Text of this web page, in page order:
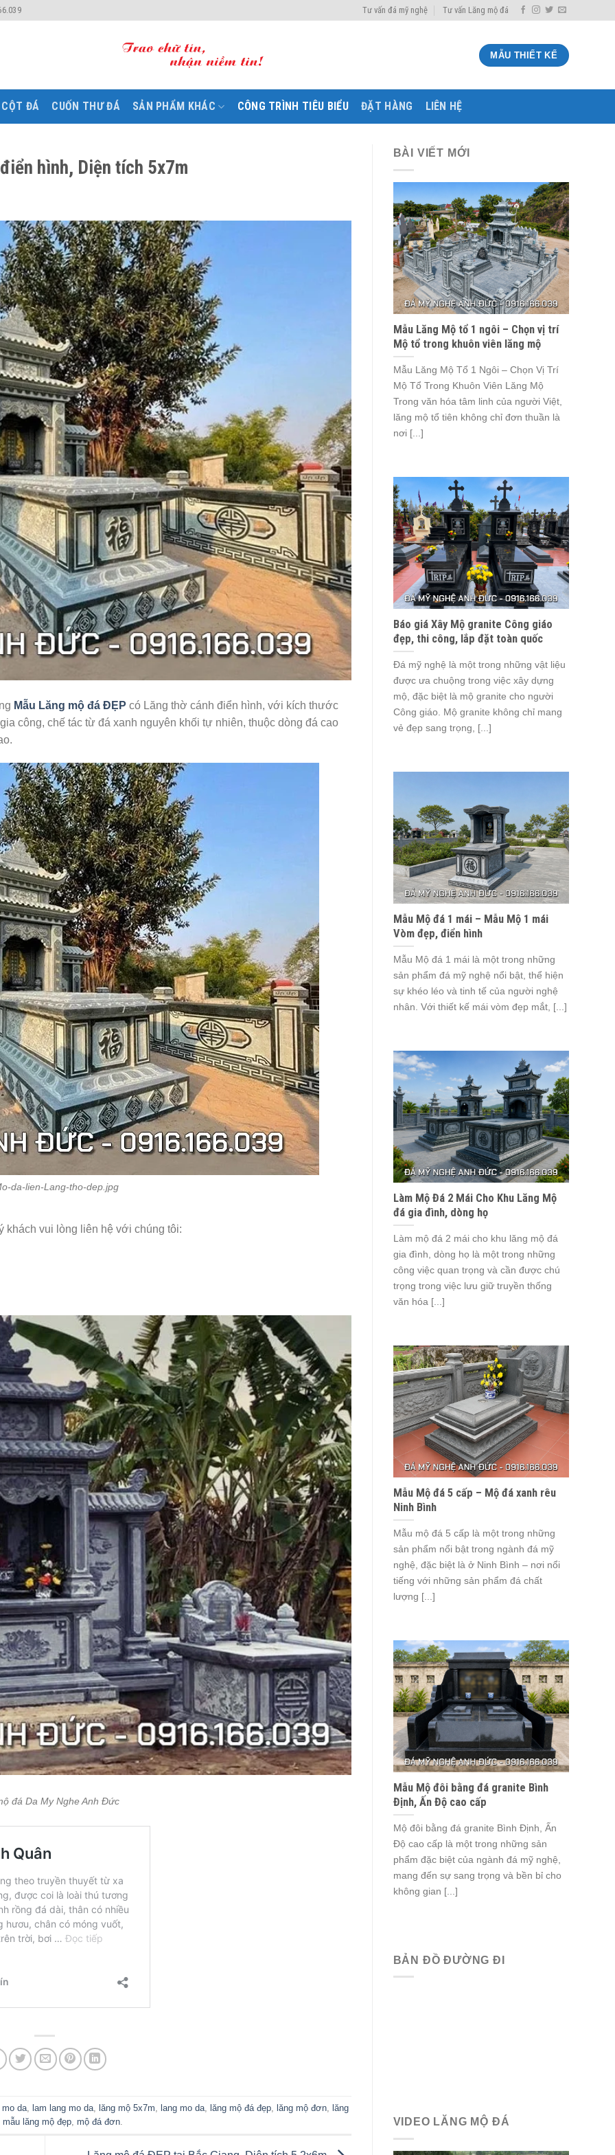
Tư vấn đá mỹ nghệ Tư vấn Lăng mộ đá
MẪU THIẾT KẾ
CỘT ĐÁ CUỐN THƯ ĐÁ SẢN PHẨM KHÁC CÔNG TRÌNH TIÊU BIỂU ĐẶT HÀNG LIÊN HỆ
hình, Diện tích 5x7m
Mẫu Lăng mộ đá ĐẸP có Lăng thờ cánh điển hình, với kích thước
công, chế tác từ đá xanh nguyên khối tự nhiên, thuộc dòng đá cao
da-lien-Lang-tho-dep.jpg
khách vui lòng liên hệ với chúng tôi:
đá Da My Nghe Anh Đức
da lam lang mo da lăng mộ 5x7m lang mo da lăng mộ đá đẹp lăng mộ đơn lăng
mẫu lăng mộ đẹp mộ đá đơn
BÀI VIẾT MỚI
Mẫu Lăng Mộ tổ 1 ngôi – Chọn vị trí
Mộ tổ trong khuôn viên lăng mộ
Mẫu Lăng Mộ Tổ 1 Ngôi – Chọn Vị Trí
Mộ Tổ Trong Khuôn Viên Lăng Mộ
Trong văn hóa tâm linh của người Việt,
lăng mộ tổ tiên không chỉ đơn thuần là
nơi [...]
Báo giá Xây Mộ granite Công giáo
đẹp, thi công, lắp đặt toàn quốc
Đá mỹ nghệ là một trong những vật liệu
được ưa chuộng trong việc xây dựng
mộ, đặc biệt là mộ granite cho người
Công giáo. Mộ granite không chỉ mang
vẻ đẹp sang trọng, [...]
Mẫu Mộ đá 1 mái – Mẫu Mộ 1 mái
Vòm đẹp, điển hình
Mẫu Mộ đá 1 mái là một trong những
sản phẩm đá mỹ nghệ nổi bật, thể hiện
sự khéo léo và tinh tế của người nghệ
nhân. Với thiết kế mái vòm đẹp mắt, [...]
Làm Mộ Đá 2 Mái Cho Khu Lăng Mộ
đá gia đình, dòng họ
Làm mộ đá 2 mái cho khu lăng mộ đá
gia đình, dòng họ là một trong những
công việc quan trọng và cần được chú
trọng trong việc lưu giữ truyền thống
văn hóa [...]
Mẫu Mộ đá 5 cấp – Mộ đá xanh rêu
Ninh Bình
Mẫu mộ đá 5 cấp là một trong những
sản phẩm nổi bật trong ngành đá mỹ
nghệ, đặc biệt là ở Ninh Bình – nơi nổi
tiếng với những sản phẩm đá chất
lượng [...]
Mẫu Mộ đôi bằng đá granite Bình
Định, Ấn Độ cao cấp
Mộ đôi bằng đá granite Bình Định, Ấn
Độ cao cấp là một trong những sản
phẩm đặc biệt của ngành đá mỹ nghệ,
mang đến sự sang trọng và bền bỉ cho
không gian [...]
BẢN ĐỒ ĐƯỜNG ĐI
VIDEO LĂNG MỘ ĐÁ